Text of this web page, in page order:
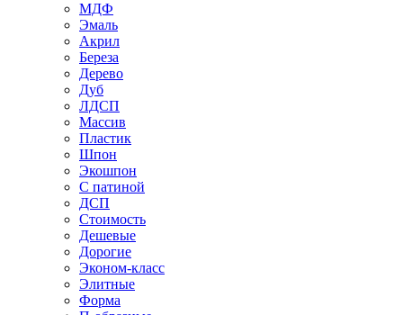
МДФ
Эмаль
Акрил
Береза
Дерево
Дуб
ЛДСП
Массив
Пластик
Шпон
Экошпон
С патиной
ДСП
Стоимость
Дешевые
Дорогие
Эконом-класс
Элитные
Форма